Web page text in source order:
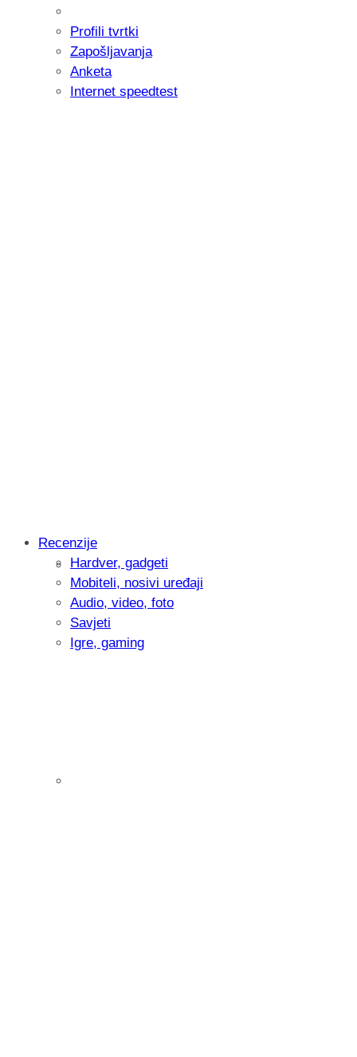
Profili tvrtki
Zapošljavanja
Anketa
Internet speedtest
Intervju: Goran Jović, fotograf -
Recenzije
Hardver, gadgeti
Mobiteli, nosivi uređaji
Audio, video, foto
Savjeti
Igre, gaming